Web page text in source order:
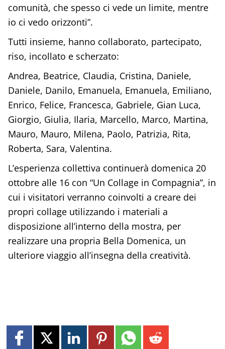
comunità, che spesso ci vede un limite, mentre
io ci vedo orizzonti”.
Tutti insieme, hanno collaborato, partecipato,
riso, incollato e scherzato:
Andrea, Beatrice, Claudia, Cristina, Daniele,
Daniele, Danilo, Emanuela, Emanuela, Emiliano,
Enrico, Felice, Francesca, Gabriele, Gian Luca,
Giorgio, Giulia, Ilaria, Marcello, Marco, Martina,
Mauro, Mauro, Milena, Paolo, Patrizia, Rita,
Roberta, Sara, Valentina.
L’esperienza collettiva continuerà domenica 20
ottobre alle 16 con “Un Collage in Compagnia”, in
cui i visitatori verranno coinvolti a creare dei
propri collage utilizzando i materiali a
disposizione all’interno della mostra, per
realizzare una propria Bella Domenica, un
ulteriore viaggio all’insegna della creatività.